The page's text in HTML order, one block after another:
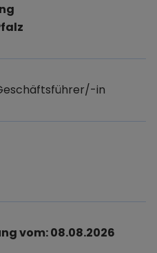
in
vom: 08.08.2026